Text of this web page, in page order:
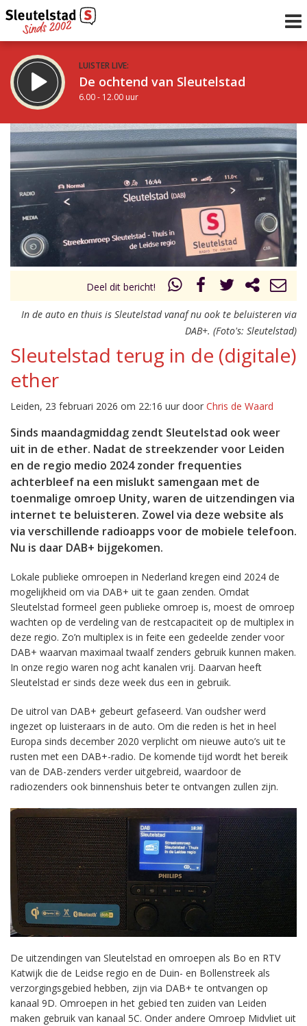
LUISTER LIVE:
De ochtend van Sleutelstad
6.00 - 12.00 uur
STRAKS:
De middag van Sleutelstad
12.00 - 18.00 uur
Vorig uur
uur 1 van 0 Volgend uur
Deel dit bericht!
In de auto en thuis is Sleutelstad vanaf nu ook te beluisteren via
DAB+. (Foto's: Sleutelstad)
Sleutelstad terug in de (digitale)
ether
Leiden, 23 februari 2026 om 22:16 uur door Chris de Waard
Sinds maandagmiddag zendt Sleutelstad ook weer
uit in de ether. Nadat de streekzender voor Leiden
en de regio medio 2024 zonder frequenties
achterbleef na een mislukt samengaan met de
toenmalige omroep Unity, waren de uitzendingen via
internet te beluisteren. Zowel via deze website als
via verschillende radioapps voor de mobiele telefoon.
Nu is daar DAB+ bijgekomen.
Lokale publieke omroepen in Nederland kregen eind 2024 de
mogelijkheid om via DAB+ uit te gaan zenden. Omdat
Sleutelstad formeel geen publieke omroep is, moest de omroep
wachten op de verdeling van de restcapaciteit op de multiplex in
deze regio. Zo’n multiplex is in feite een gedeelde zender voor
DAB+ waarvan maximaal twaalf zenders gebruik kunnen maken.
In onze regio waren nog acht kanalen vrij. Daarvan heeft
Sleutelstad er sinds deze week dus een in gebruik.
De uitrol van DAB+ gebeurt gefaseerd. Van oudsher werd
ingezet op luisteraars in de auto. Om die reden is het in heel
Europa sinds december 2020 verplicht om nieuwe auto’s uit te
rusten met een DAB+-radio. De komende tijd wordt het bereik
van de DAB-zenders verder uitgebreid, waardoor de
radiozenders ook binnenshuis beter te ontvangen zullen zijn.
De uitzendingen van Sleutelstad en omroepen als Bo en RTV
Katwijk die de Leidse regio en de Duin- en Bollenstreek als
verzorgingsgebied hebben, zijn via DAB+ te ontvangen op
kanaal 9D. Omroepen in het gebied ten zuiden van Leiden
maken gebruik van kanaal 5C. Onder andere Omroep Midvliet uit